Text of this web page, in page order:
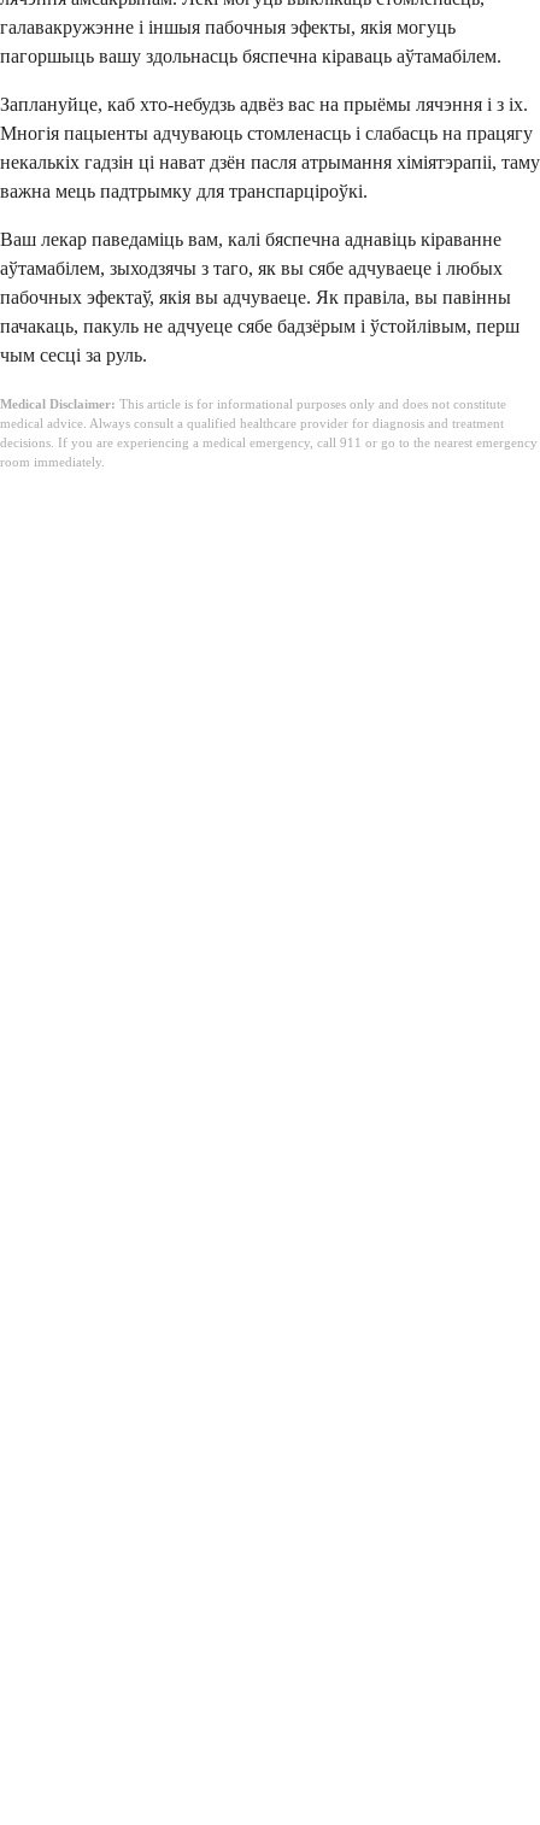
галавакружэнне і іншыя пабочныя эфекты, якія могуць
пагоршыць вашу здольнасць бяспечна кіраваць аўтамабілем.
Заплануйце, каб хто-небудзь адвёз вас на прыёмы лячэння і з іх.
Многія пацыенты адчуваюць стомленасць і слабасць на працягу
некалькіх гадзін ці нават дзён пасля атрымання хіміятэрапіі, таму
важна мець падтрымку для транспарціроўкі.
Ваш лекар паведаміць вам, калі бяспечна аднавіць кіраванне
аўтамабілем, зыходзячы з таго, як вы сябе адчуваеце і любых
пабочных эфектаў, якія вы адчуваеце. Як правіла, вы павінны
пачакаць, пакуль не адчуеце сябе бадзёрым і ўстойлівым, перш
чым сесці за руль.
Medical Disclaimer: This article is for informational purposes only and does not constitute
medical advice. Always consult a qualified healthcare provider for diagnosis and treatment
decisions. If you are experiencing a medical emergency, call 911 or go to the nearest emergency
room immediately.